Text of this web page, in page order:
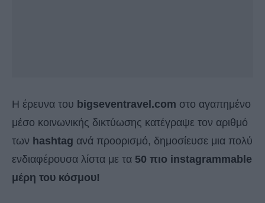
Η έρευνα του bigseventravel.com στο αγαπημένο
μέσο κοινωνικής δικτύωσης κατέγραψε τον αριθμό
των hashtag ανά προορισμό, δημοσίευσε μια πολύ
ενδιαφέρουσα λίστα με τα 50 πιο instagrammable
μέρη του κόσμου!